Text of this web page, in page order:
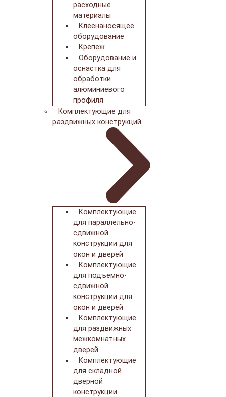
расходные
материалы
Клеенаносящее
оборудование
Крепеж
Оборудование и
оснастка для
обработки
алюминиевого
профиля
Комплектующие для
раздвижных конструкций
Комплектующие
для параллельно-
сдвижной
конструкции для
окон и дверей
Комплектующие
для подъемно-
сдвижной
конструкции для
окон и дверей
Комплектующие
для раздвижных
межкомнатных
дверей
Комплектующие
для складной
дверной
конструкции